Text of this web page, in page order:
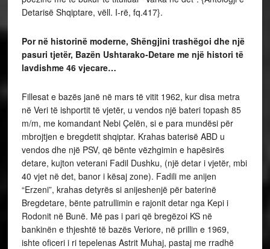
Por në historinë moderne, Shëngjini trashëgoi dhe një
pasuri tjetër, Bazën Ushtarako-Detare me një histori të
lavdishme 46 vjecare…
Fillesat e bazës janë në mars të vitit 1962, kur disa metra
në Veri të ishportit të vjetër, u vendos një bateri topash 85
m/m, me komandant Nebi Çelën, si e para mundësi për
mbrojtjen e bregdetit shqiptar. Krahas baterisë ABD u
vendos dhe një PSV, që bënte vëzhgimin e hapësirës
detare, kujton veterani Fadil Dushku, (një detar i vjetër, mbi
40 vjet në det, banor i kësaj zone). Fadili me anijen
“Erzeni”, krahas detyrës si anijeshenjë për baterinë
Bregdetare, bënte patrullimin e rajonit detar nga Kepi i
Rodonit në Bunë. Më pas i pari që bregëzoi KS në
bankinën e thjeshtë të bazës Veriore, në prillin e 1969,
ishte oficeri i ri tepelenas Astrit Muhaj, pastaj me rradhë